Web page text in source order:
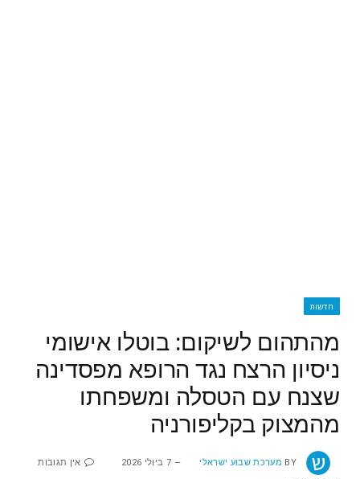
חדשות
מהתהום לשיקום: בוטלו אישומי
ניסיון הרצח נגד הרופא מפסדינה
שצנח עם הטסלה ומשפחתו
מהמצוק בקליפורניה
BY מערכת שבוע ישראלי 7 ביולי 2026 אין תגובות